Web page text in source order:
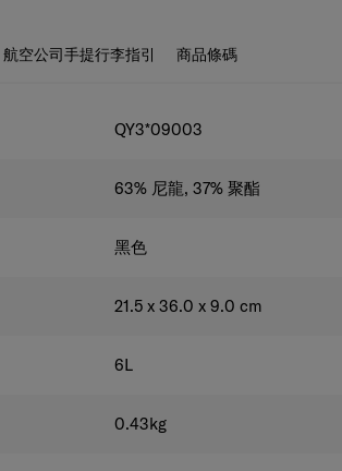
方便存放。
航空公司手提行李指引 商品條碼
QY3*09003
63% 尼龍, 37% 聚酯
黑色
21.5 x 36.0 x 9.0 cm
6L
0.43kg